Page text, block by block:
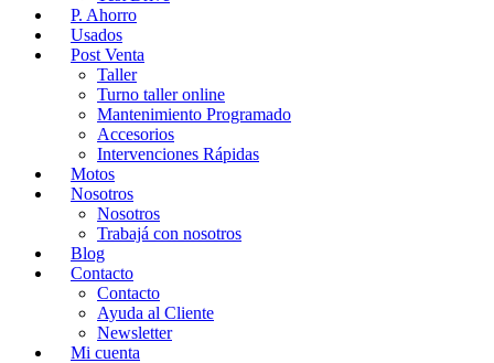
P. Ahorro
Usados
Post Venta
Taller
Turno taller online
Mantenimiento Programado
Accesorios
Intervenciones Rápidas
Motos
Nosotros
Nosotros
Trabajá con nosotros
Blog
Contacto
Contacto
Ayuda al Cliente
Newsletter
Mi cuenta